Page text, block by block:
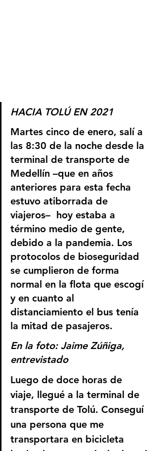
HACIA TOLÚ EN 2021
Martes cinco de enero, salí a
las 8:30 de la noche desde la
terminal de transporte de
Medellín –que en años
anteriores para esta fecha
estuvo atiborrada de
viajeros–  hoy estaba a
término medio de gente,
debido a la pandemia. Los
protocolos de bioseguridad
se cumplieron de forma
normal en la flota que escogí
y en cuanto al
distanciamiento el bus tenía
la mitad de pasajeros.
En la foto: Jaime Zúñiga,
entrevistado
Luego de doce horas de
viaje, llegué a la terminal de
transporte de Tolú. Conseguí
una persona que me
transportara en bicicleta